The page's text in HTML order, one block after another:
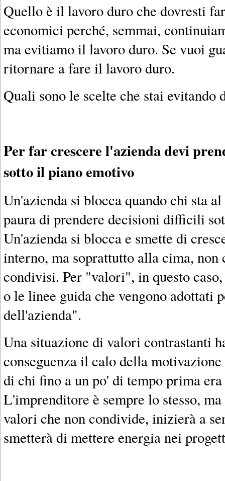
Quello è il lavoro duro che dovresti
economici perché, semmai,
ma evitiamo il lavoro duro. Se vuoi
ritornare a fare il lavoro duro.
Quali sono le scelte che stai evitando
Per far crescere l'azienda devi
sotto il piano emotivo
Un'azienda si blocca quando chi sta
paura di prendere decisioni difficili
Un'azienda si blocca e smette di
interno, ma soprattutto alla cima, non
condivisi. Per "valori", in questo
o le linee guida che vengono adottati
dell'azienda".
Una situazione di valori contrastanti
conseguenza il calo della
di chi fino a un po' di tempo prima
L'imprenditore è sempre lo stesso,
valori che non condivide, inizierà a
smetterà di mettere energia nei